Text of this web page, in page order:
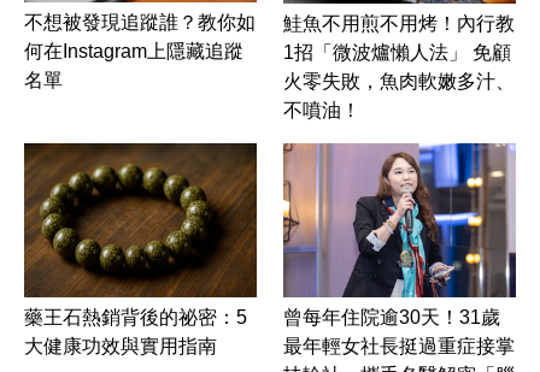
不想被發現追蹤誰？教你如
何在Instagram上隱藏追蹤
名單
鮭魚不用煎不用烤！內行教
1招「微波爐懶人法」 免顧
火零失敗，魚肉軟嫩多汁、
不噴油！
藥王石熱銷背後的祕密：5
大健康功效與實用指南
曾每年住院逾30天！31歲
最年輕女社長挺過重症接掌